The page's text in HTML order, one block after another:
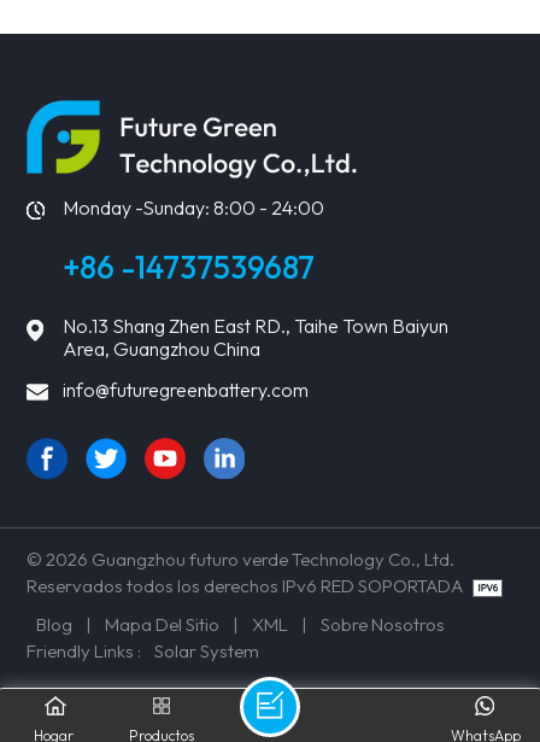
Monday -Sunday: 8:00 - 24:00
+86 -14737539687
No.13 Shang Zhen East RD., Taihe Town Baiyun
Area, Guangzhou China
info@futuregreenbattery.com
© 2026 Guangzhou futuro verde Technology Co., Ltd.
Reservados todos los derechos IPv6 RED SOPORTADA
Blog
| Mapa Del Sitio | XML |
Sobre Nosotros
Friendly Links :
Solar System
Hogar Productos WhatsApp